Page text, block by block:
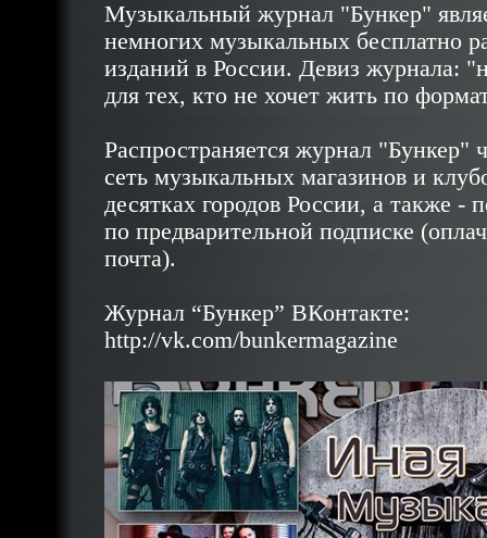
Музыкальный журнал "Бункер"
немногих музыкальных бесплатно
изданий в России. Девиз журнала:
для тех, кто не хочет жить по
Распространяется журнал "Бункер"
сеть музыкальных магазинов и
десятках городов России, а также -
по предварительной подписке
почта).
Журнал “Бункер” ВКонтакте:
http://vk.com/bunkermagazine